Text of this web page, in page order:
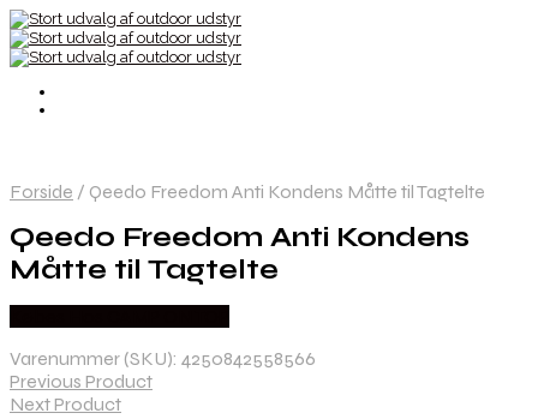
Forside / Qeedo Freedom Anti Kondens Måtte til Tagtelte
Qeedo Freedom Anti Kondens
Måtte til Tagtelte
Varenummer (SKU): 4250842558566
Previous Product
Next Product